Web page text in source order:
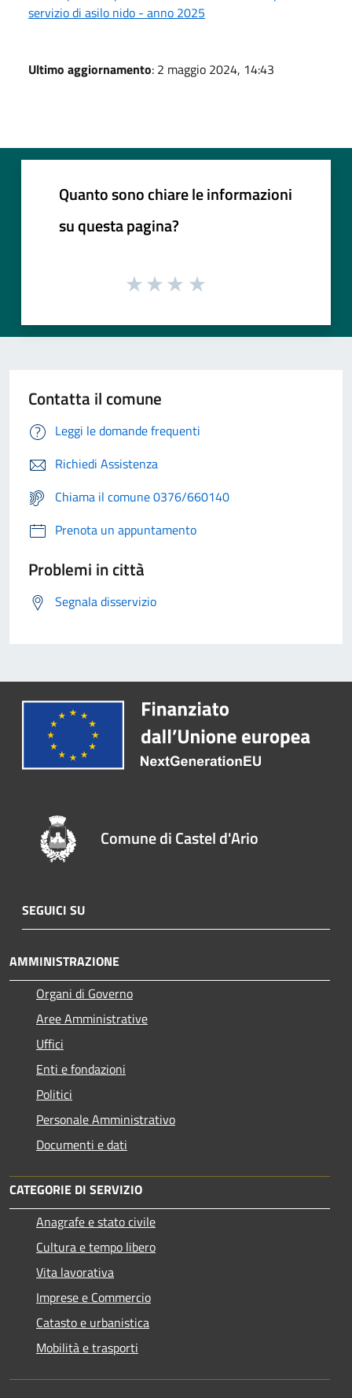
servizio di asilo nido - anno 2025
Ultimo aggiornamento: 2 maggio 2024, 14:43
Quanto sono chiare le informazioni
su questa pagina?
Contatta il comune
Leggi le domande frequenti
Richiedi Assistenza
Chiama il comune 0376/660140
Prenota un appuntamento
Problemi in città
Segnala disservizio
Comune di Castel d'Ario
SEGUICI SU
AMMINISTRAZIONE
Organi di Governo
Aree Amministrative
Uffici
Enti e fondazioni
Politici
Personale Amministrativo
Documenti e dati
CATEGORIE DI SERVIZIO
Anagrafe e stato civile
Cultura e tempo libero
Vita lavorativa
Imprese e Commercio
Catasto e urbanistica
Mobilità e trasporti